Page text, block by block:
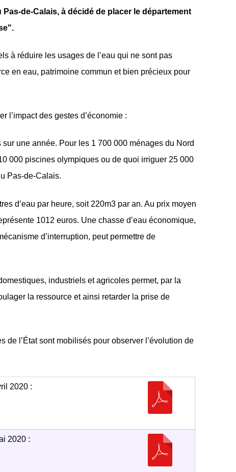
de-Calais, à décidé de placer le département
à réduire les usages de l’eau qui ne sont pas
en eau, patrimoine commun et bien précieux pour
l’impact des gestes d’économie :
une année. Pour les 1 700 000 ménages du Nord
000 piscines olympiques ou de quoi irriguer 25 000
Pas-de-Calais.
d’eau par heure, soit 220m3 par an. Au prix moyen
1012 euros. Une chasse d’eau économique,
d’interruption, peut permettre de
industriels et agricoles permet, par la
la ressource et ainsi retarder la prise de
de l’État sont mobilisés pour observer l’évolution de
2020 :
2020 :